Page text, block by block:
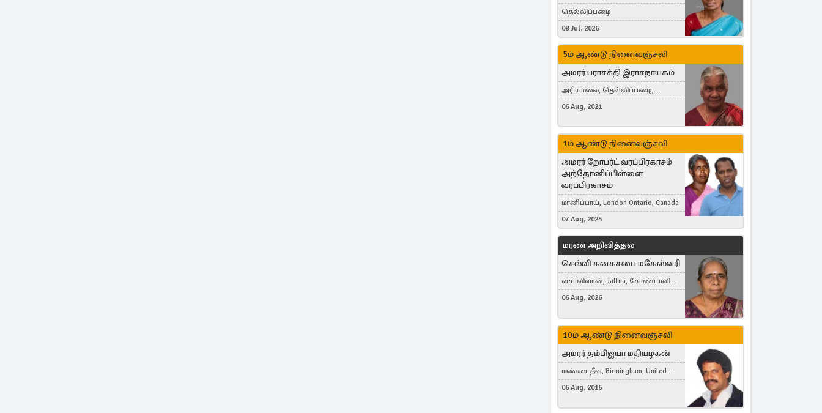
தெல்லிப்பழை
08 Jul, 2026
5ம் ஆண்டு நினைவஞ்சலி
அமரர் பராசக்தி இராசநாயகம்
அரியாலை, தெல்லிப்பழை,
Montreal, Canada
06 Aug, 2021
1ம் ஆண்டு நினைவஞ்சலி
அமரர் றோபர்ட் வரப்பிரகாசம்
அந்தோனிப்பிள்ளை
வரப்பிரகாசம்
மானிப்பாய், London Ontario, Canada
07 Aug, 2025
மரண அறிவித்தல்
செல்வி கனகசபை மகேஸ்வரி
வசாவிளான், Jaffna, கோண்டாவில்
கிழக்கு
06 Aug, 2026
10ம் ஆண்டு நினைவஞ்சலி
அமரர் தம்பிஐயா மதியழகன்
மண்டைதீவு, Birmingham, United
Kingdom
06 Aug, 2016